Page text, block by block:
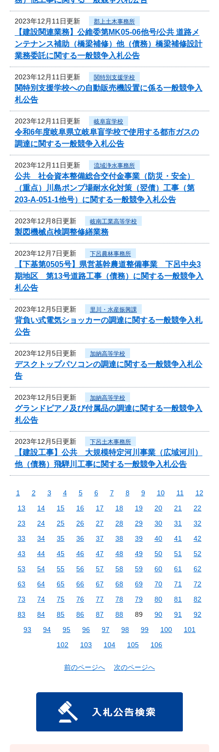
2023年12月11日更新 郡上土木事務所
【建設関連業務】公維委第MK05-06他号/公共 道路メ
ンテナンス補助（橋梁補修）他（債務）橋梁補修設計
業務委託に関する一般競争入札公告
2023年12月11日更新 関特別支援学校
関特別支援学校への自動販売機設置に係る一般競争入
札公告
2023年12月11日更新 岐阜盲学校
令和6年度岐阜県立岐阜盲学校で使用する都市ガスの
調達に関する一般競争入札公告
2023年12月11日更新 流域浄水事務所
公共 社会資本整備総合交付金事業（防災・安全）
（重点）川島ポンプ場耐水化対策（翌債）工事（第
203-A-051-1他号）に関する一般競争入札公告
2023年12月8日更新 岐南工業高等学校
製図機械点検調整修繕業務
2023年12月7日更新 下呂農林事務所
【下基第0505号】県営基幹農道整備事業 下呂中央3
期地区 第13号道路工事（債務）に関する一般競争入
札公告
2023年12月5日更新 里川・水産振興課
背負い式電気ショッカーの調達に関する一般競争入札
公告
2023年12月5日更新 加納高等学校
デスクトップパソコンの調達に関する一般競争入札公
告
2023年12月5日更新 加納高等学校
グランドピアノ及び付属品の調達に関する一般競争入
札公告
2023年12月5日更新 下呂土木事務所
【建設工事】公共 大規模特定河川事業（広域河川）
他（債務）飛騨川工事に関する一般競争入札公告
1 2 3 4 5 6 7 8 9 10 11
12
13
14 15 16 17 18 19 20 21
22
23
24 25 26 27 28 29 30 31
32
33
34 35 36 37 38 39 40 41
42
43
44 45 46 47 48 49 50 51
52
53
54 55 56 57 58 59 60 61
62
63
64 65 66 67 68 69 70 71
72
73
74 75 76 77 78 79 80 81
82
83
84 85 86 87 88 89 90 91
92
93
94 95 96 97 98 99 100
101
102
103 104 105 106
前のページへ 次のページへ